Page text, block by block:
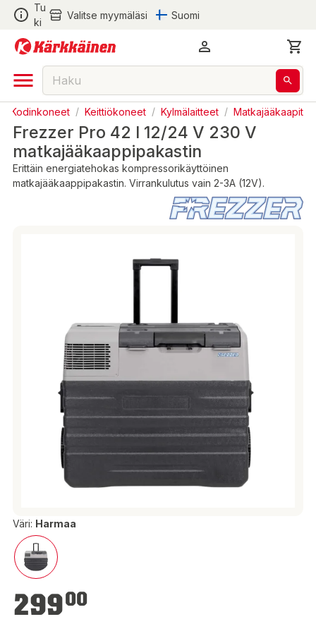
Tu
ki
Valitse myymäläsi Suomi
Kodinkoneet / Keittiökoneet / Kylmälaitteet / Matkajääkaapit
Frezzer Pro 42 l 12/24 V 230 V
matkajääkaappipakastin
Erittäin energiatehokas kompressorikäyttöinen
matkajääkaappipakastin. Virrankulutus vain 2-3A (12V).
Väri: Harmaa
29900